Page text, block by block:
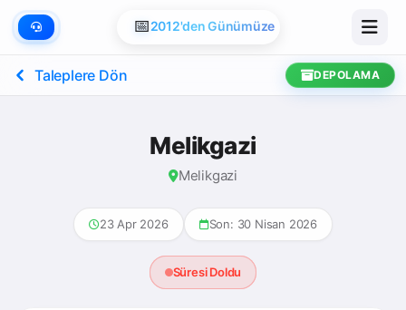
📅2012'den Günümüze
Taleplere Dön DEPOLAMA
Melikgazi
Melikgazi
23 Apr 2026 Son: 30 Nisan 2026
Süresi Doldu